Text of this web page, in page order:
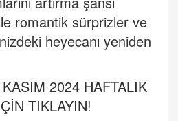
romantik sürprizler ve
heyecanı yeniden
2024 HAFTALIK
TIKLAYIN!